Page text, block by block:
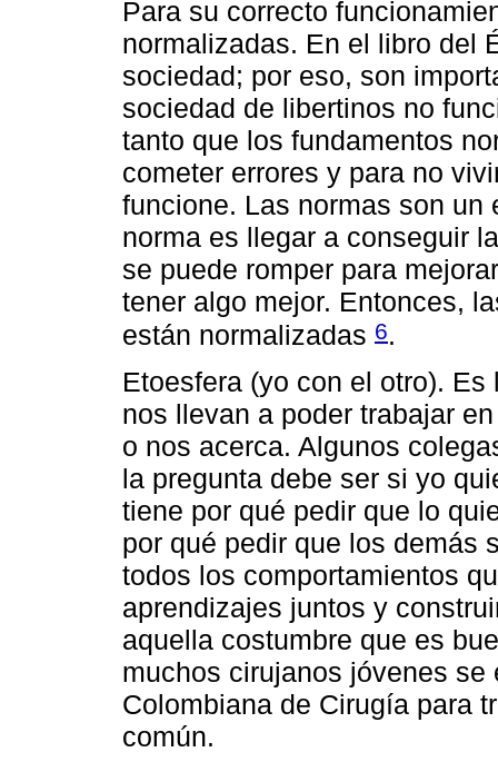
Para su correcto
normalizadas. En el libro del
sociedad; por eso, son
sociedad de libertinos no
tanto que los fundamentos
cometer errores y para no
funcione. Las normas son un
norma es llegar a conseguir
se puede romper para
tener algo mejor. Entonces,
están normalizadas 6.
Etoesfera (yo con el otro).
nos llevan a poder trabajar
o nos acerca. Algunos
la pregunta debe ser si yo
tiene por qué pedir que lo
por qué pedir que los demás
todos los comportamientos
aprendizajes juntos y
aquella costumbre que es
muchos cirujanos jóvenes
Colombiana de Cirugía para
común.